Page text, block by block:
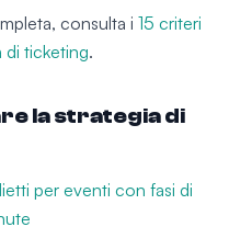
consulta i 15 criteri
di ticketing.
la strategia di
per eventi con fasi di